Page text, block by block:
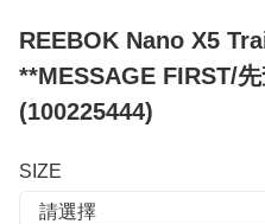
REEBOK Nano X5
**MESSAGE FIRST/
(100225444)
SIZE